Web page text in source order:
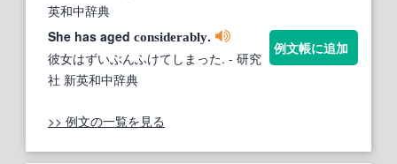
英和中辞典
She has aged considerably.
彼女はずいぶんふけてしまった. - 研究
社 新英和中辞典
例文帳に追加
>> 例文の一覧を見る